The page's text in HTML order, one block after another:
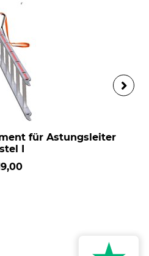
für Astungsleiter
I